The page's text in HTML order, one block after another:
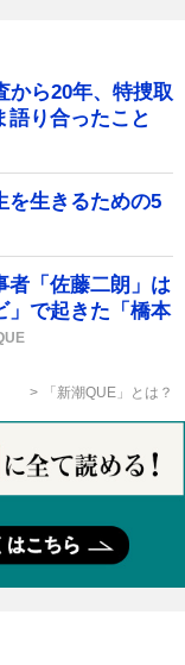
ら20年、特捜取
語り合ったこと
を生きるための5
者「佐藤二朗」は
で起きた「橋本
「新潮QUE」とは？